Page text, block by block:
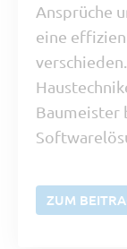
Ansprüche
eine
Baumeister
ZUM